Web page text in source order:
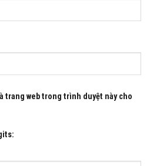
trang web trong trình duyệt này cho